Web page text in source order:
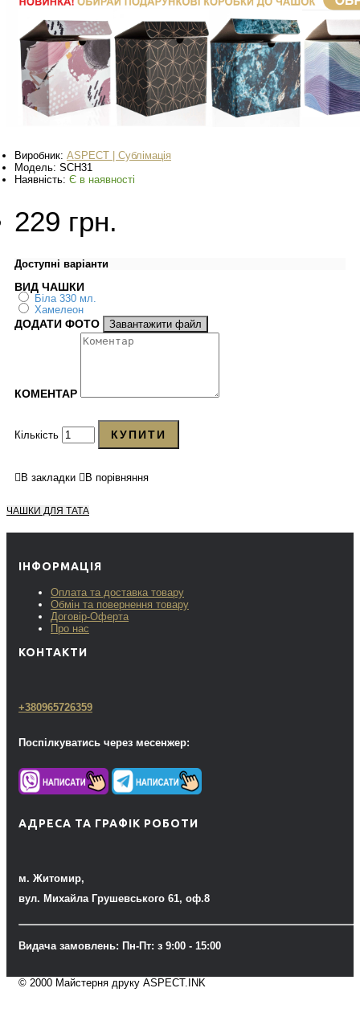
Виробник: ASPECT | Сублімація
Модель: SCH31
Наявність: Є в наявності
229 грн.
Доступні варіанти
ВИД ЧАШКИ
Біла 330 мл.
Хамелеон
ДОДАТИ ФОТО Завантажити файл
КОМЕНТАР
Кількість КУПИТИ
В закладки В порівняння
ЧАШКИ ДЛЯ ТАТА
ІНФОРМАЦІЯ
Оплата та доставка товару
Обмін та повернення товару
Договір-Оферта
Про нас
КОНТАКТИ
+380965726359
Поспілкуватись через месенжер:
АДРЕСА ТА ГРАФІК РОБОТИ
м. Житомир,
вул. Михайла Грушевського 61, оф.8
Видача замовлень: Пн-Пт: з 9:00 - 15:00
© 2000 Майстерня друку ASPECT.INK